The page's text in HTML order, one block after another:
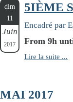
dim
11
Juin
2017
5IÈME
Encadré par
From 9h
Lire la suite ...
MAI 2017